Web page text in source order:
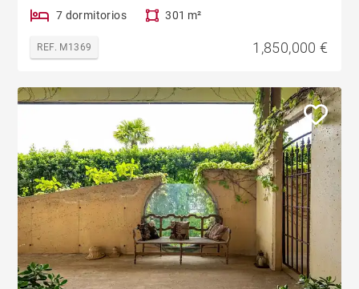
7 dormitorios 301 m²
REF. M1369 1,850,000 €